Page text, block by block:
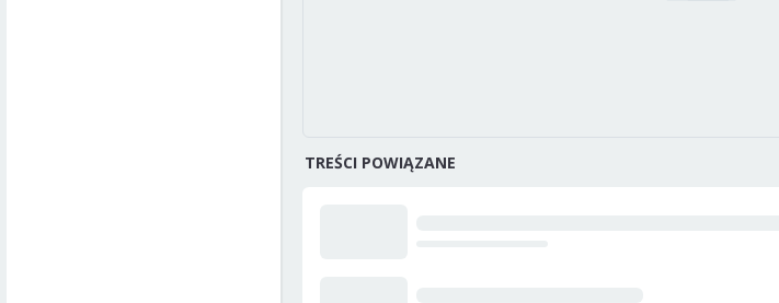
TREŚCI POWIĄZANE